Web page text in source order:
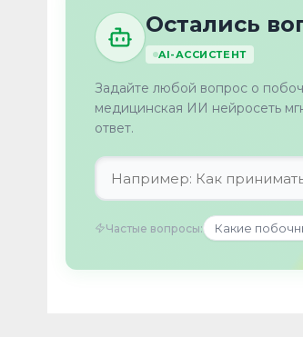
Остались
AI-АССИСТЕНТ
Задайте любой вопрос о
медицинская ИИ нейросеть
ответ.
Частые вопросы: Какие